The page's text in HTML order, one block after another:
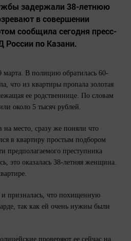
задержали 38-летнюю
в совершении
сообщила сегодня пресс-
по Казани.
марта. В полицию обратилась 60-
что из квартиры пропала золотая
ее родственнице. По словам
около 5 тысяч рублей.
место, сразу же поняли что
в квартиру простым подбором
предполагаемого преступника
это оказалась 38-летняя женщина.
призналась, что похищенную
так как ей очень нужны были
проверяют ее сейчас на